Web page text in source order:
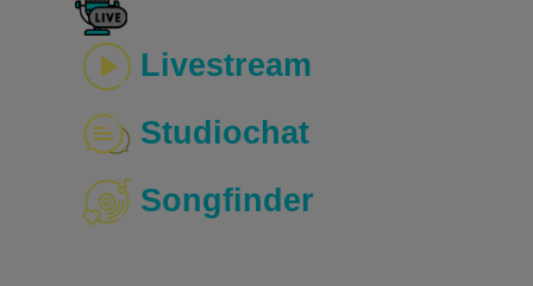
Livestream
Studiochat
Songfinder